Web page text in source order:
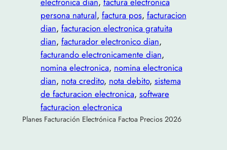
persona natural, factura pos, facturacion
dian, facturacion electronica gratuita
dian, facturador electronico dian
facturando electronicamente dian
nomina electronica, nomina electronica
dian, nota credito, nota debito, sistema
de facturacion electronica, software
facturacion electronica
Planes Facturación Electrónica Factoa Precios 2026